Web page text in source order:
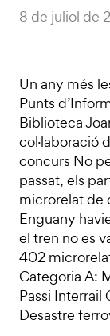
8 de juliol de
Un any més
Punts
Biblioteca
col·laboració
concurs No
passat, els
microrelat de
Enguany
el tren no es
402
Categoria A:
Passi Interrail
Desastre